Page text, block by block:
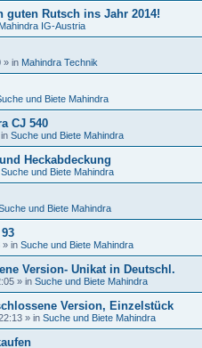
guten Rutsch ins Jahr 2014!
Mahindra IG-Austria
» in Mahindra Technik
und Biete Mahindra
CJ 540
Suche und Biete Mahindra
Heckabdeckung
Suche und Biete Mahindra
und Biete Mahindra
» in Suche und Biete Mahindra
Version- Unikat in Deutschl.
» in Suche und Biete Mahindra
Version, Einzelstück
» in Suche und Biete Mahindra